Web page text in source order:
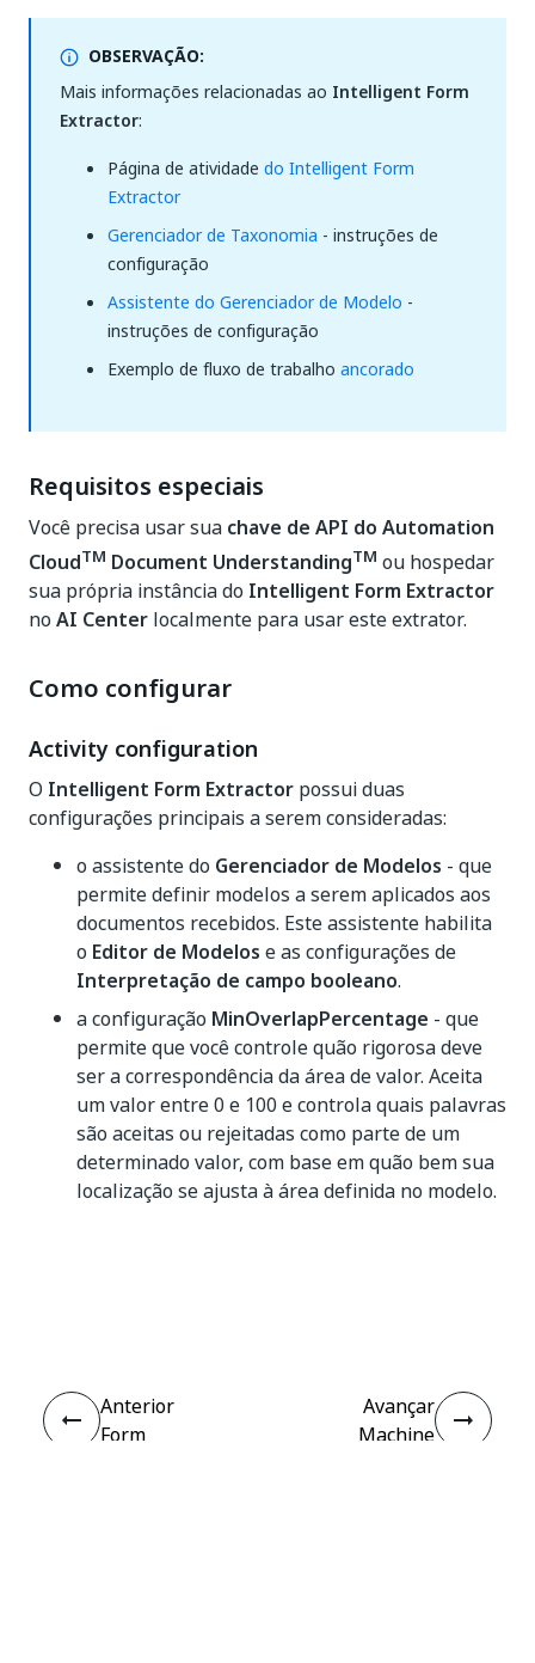
OBSERVAÇÃO:
Mais informações relacionadas ao Intelligent Form
Extractor:
Página de atividade do Intelligent Form
Extractor
Gerenciador de Taxonomia - instruções de
configuração
Assistente do Gerenciador de Modelo -
instruções de configuração
Exemplo de fluxo de trabalho ancorado
Requisitos especiais
Você precisa usar sua chave de API do Automation
CloudTM Document UnderstandingTM ou hospedar
sua própria instância do Intelligent Form Extractor
no AI Center localmente para usar este extrator.
Como configurar
Activity configuration
O Intelligent Form Extractor possui duas
configurações principais a serem consideradas:
o assistente do Gerenciador de Modelos - que
permite definir modelos a serem aplicados aos
documentos recebidos. Este assistente habilita
o Editor de Modelos e as configurações de
Interpretação de campo booleano.
a configuração MinOverlapPercentage - que
permite que você controle quão rigorosa deve
ser a correspondência da área de valor. Aceita
um valor entre 0 e 100 e controla quais palavras
são aceitas ou rejeitadas como parte de um
determinado valor, com base em quão bem sua
localização se ajusta à área definida no modelo.
Anterior
Form
Avançar
Machine